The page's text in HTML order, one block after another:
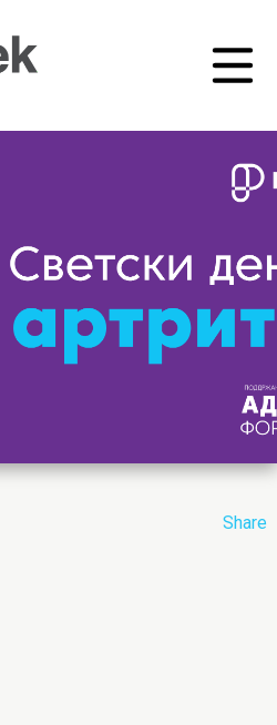
Share